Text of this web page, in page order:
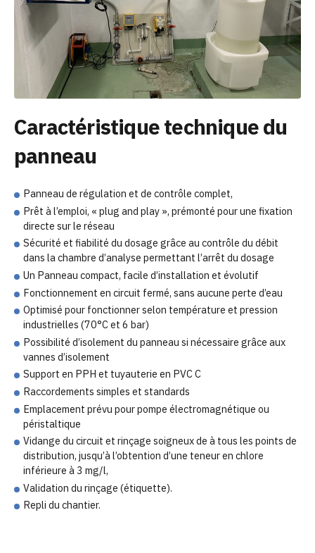
Caractéristique technique du
panneau
Panneau de régulation et de contrôle complet,
Prêt à l’emploi, « plug and play », prémonté pour une fixation
directe sur le réseau
Sécurité et fiabilité du dosage grâce au contrôle du débit
dans la chambre d’analyse permettant l’arrêt du dosage
Un Panneau compact, facile d’installation et évolutif
Fonctionnement en circuit fermé, sans aucune perte d’eau
Optimisé pour fonctionner selon température et pression
industrielles (70°C et 6 bar)
Possibilité d’isolement du panneau si nécessaire grâce aux
vannes d’isolement
Support en PPH et tuyauterie en PVC C
Raccordements simples et standards
Emplacement prévu pour pompe électromagnétique ou
péristaltique
Vidange du circuit et rinçage soigneux de à tous les points de
distribution, jusqu’à l’obtention d’une teneur en chlore
inférieure à 3 mg/l,
Validation du rinçage (étiquette).
Repli du chantier.